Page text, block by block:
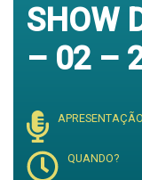
SHOW
– 02 –
APRESENTAÇÃO
QUANDO?